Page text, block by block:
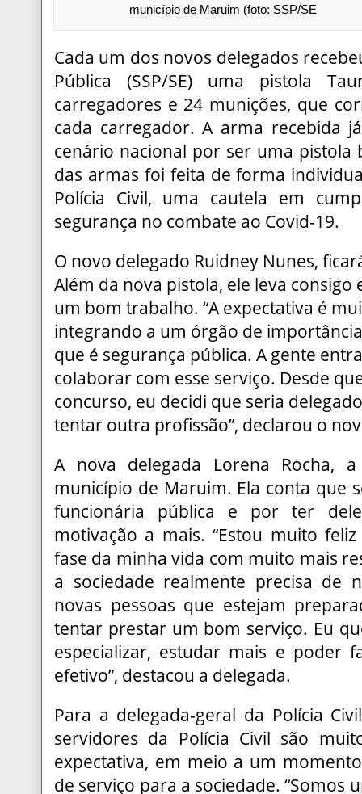
município de Maruim (foto: SSP/SE
Cada um dos novos delegados
Pública (SSP/SE) uma pistola
carregadores e 24 munições, que
cada carregador. A arma recebida
cenário nacional por ser uma pistola
das armas foi feita de forma
Polícia Civil, uma cautela em
segurança no combate ao Covid-19.
O novo delegado Ruidney Nunes,
Além da nova pistola, ele leva
um bom trabalho. “A expectativa é
integrando a um órgão de
que é segurança pública. A gente
colaborar com esse serviço. Desde
concurso, eu decidi que seria
tentar outra profissão”, declarou o
A nova delegada Lorena Rocha,
município de Maruim. Ela conta que
funcionária pública e por ter
motivação a mais. “Estou muito
fase da minha vida com muito mais
a sociedade realmente precisa de
novas pessoas que estejam
tentar prestar um bom serviço. Eu
especializar, estudar mais e poder
efetivo”, destacou a delegada.
Para a delegada-geral da Polícia
servidores da Polícia Civil são
expectativa, em meio a um
de serviço para a sociedade. “Somos